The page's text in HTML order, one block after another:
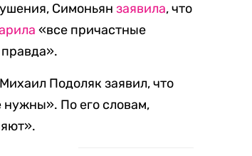
Симоньянзаявила, что
«все причастные
Подоляк заявил, что
По его словам,